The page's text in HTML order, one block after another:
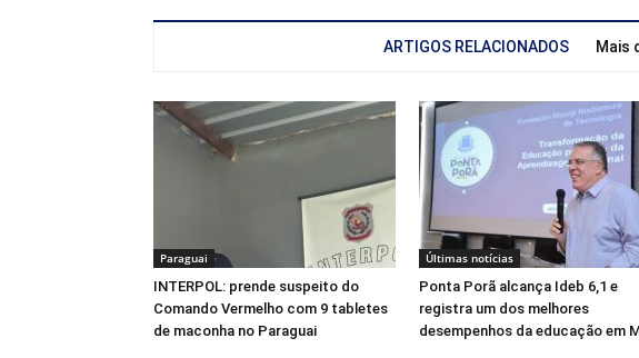
ARTIGOS RELACIONADOS Mais
Paraguai
INTERPOL: prende suspeito do
Comando Vermelho com 9 tabletes
de maconha no Paraguai
Últimas notícias
Ponta Porã alcança Ideb 6,1 e
registra um dos melhores
desempenhos da educação em